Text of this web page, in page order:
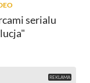
serialu